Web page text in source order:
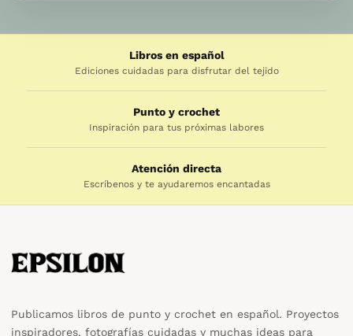
Libros en español
Ediciones cuidadas para disfrutar del tejido
Punto y crochet
Inspiración para tus próximas labores
Atención directa
Escríbenos y te ayudaremos encantadas
Publicamos libros de punto y crochet en español. Proyectos
inspiradores, fotografías cuidadas y muchas ideas para